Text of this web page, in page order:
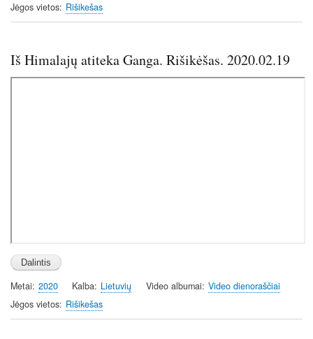
Jėgos vietos Rišikešas
Iš Himalajų atiteka Ganga. Rišikėšas. 2020.02.19
Metai 2020 Kalba Lietuvių Video albumai Video dienoraščiai
Jėgos vietos Rišikešas